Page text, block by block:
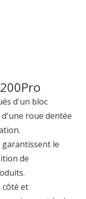
d'un bloc
roue dentée
le
de
côté et